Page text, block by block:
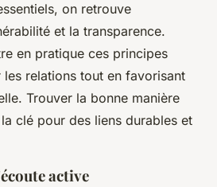
on retrouve
et la transparence.
en pratique ces principes
relations tout en favorisant
Trouver la bonne manière
clé pour des liens durables et
active